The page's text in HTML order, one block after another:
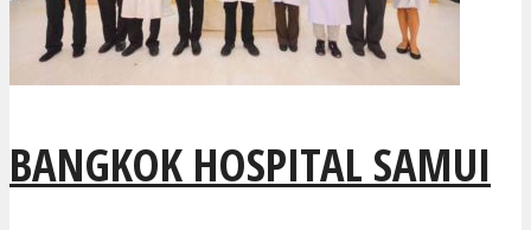
BANGKOK HOSPITAL SAMUI